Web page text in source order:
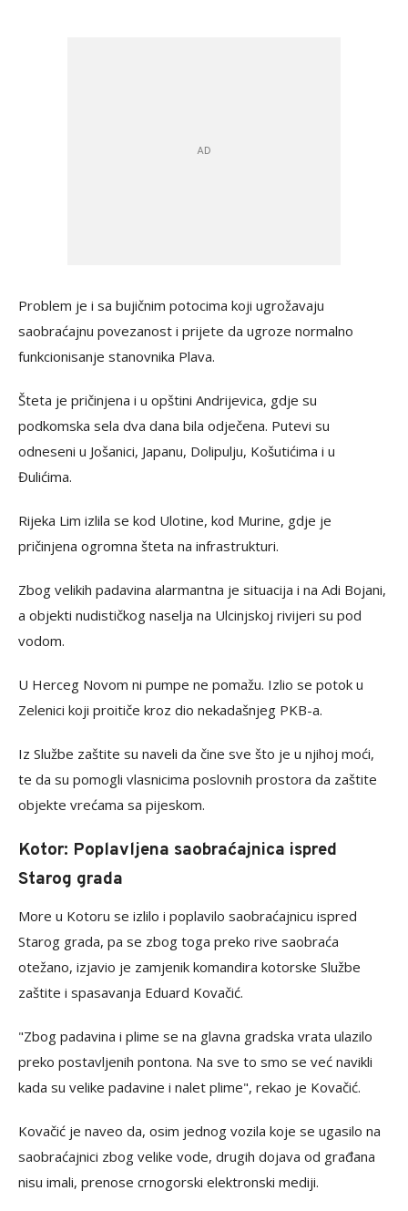
Problem je i sa bujičnim potocima koji ugrožavaju
saobraćajnu povezanost i prijete da ugroze normalno
funkcionisanje stanovnika Plava.
Šteta je pričinjena i u opštini Andrijevica, gdje su
podkomska sela dva dana bila odječena. Putevi su
odneseni u Jošanici, Japanu, Dolipulju, Košutićima i u
Đulićima.
Rijeka Lim izlila se kod Ulotine, kod Murine, gdje je
pričinjena ogromna šteta na infrastrukturi.
Zbog velikih padavina alarmantna je situacija i na Adi Bojani,
a objekti nudističkog naselja na Ulcinjskoj rivijeri su pod
vodom.
U Herceg Novom ni pumpe ne pomažu. Izlio se potok u
Zelenici koji proitiče kroz dio nekadašnjeg PKB-a.
Iz Službe zaštite su naveli da čine sve što je u njihoj moći,
te da su pomogli vlasnicima poslovnih prostora da zaštite
objekte vrećama sa pijeskom.
Kotor: Poplavljena saobraćajnica ispred
Starog grada
More u Kotoru se izlilo i poplavilo saobraćajnicu ispred
Starog grada, pa se zbog toga preko rive saobraća
otežano, izjavio je zamjenik komandira kotorske Službe
zaštite i spasavanja Eduard Kovačić.
"Zbog padavina i plime se na glavna gradska vrata ulazilo
preko postavljenih pontona. Na sve to smo se već navikli
kada su velike padavine i nalet plime", rekao je Kovačić.
Kovačić je naveo da, osim jednog vozila koje se ugasilo na
saobraćajnici zbog velike vode, drugih dojava od građana
nisu imali, prenose crnogorski elektronski mediji.